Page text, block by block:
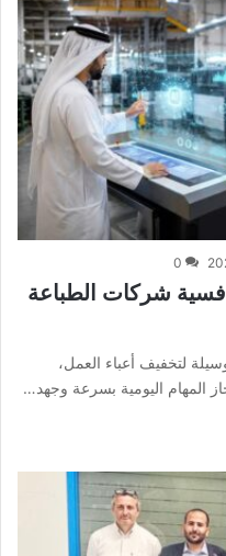
0
شركات الطباعة
لتخفيف أعباء العمل،
المهام اليومية بسرعة وجهد…